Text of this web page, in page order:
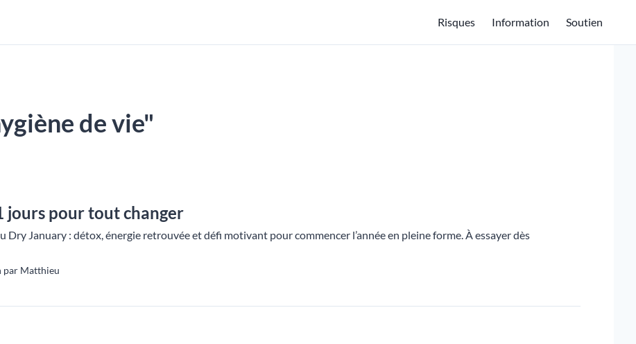
Risques Information Soutien
de vie"
jours pour tout changer
Dry January : détox, énergie retrouvée et défi motivant pour commencer l’année en pleine forme. À essayer dès
par Matthieu